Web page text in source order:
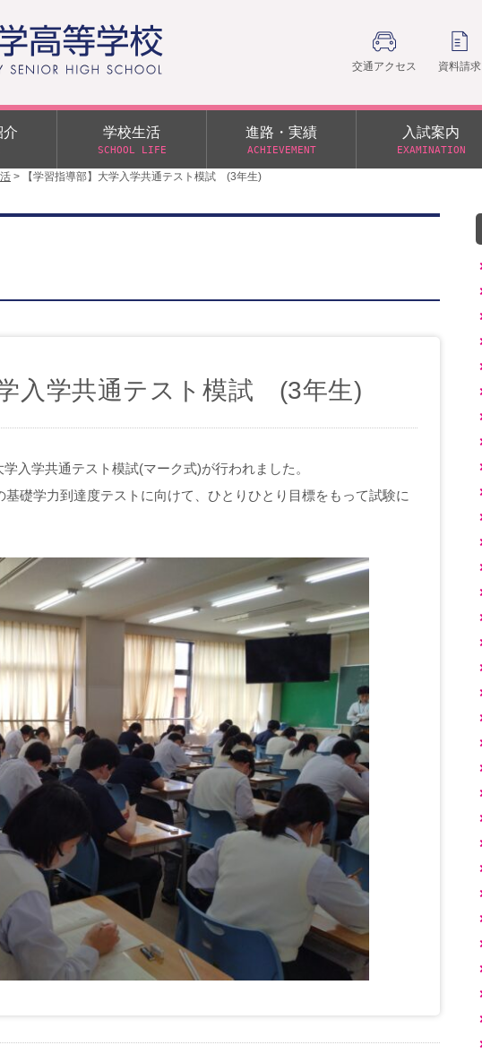
交通アクセス 資料請求
> 【学習指導部】大学入学共通テスト模試 (3年生)
介
特別進学クラス（Tクラス）
ス）
学校生活
SCHOOL LIFE
進路・実績
ACHIEVEMENT
入試案内
EXAMINATION
令和７年度 学力判定テスト
学入学共通テスト模試 (3年生)
入学共通テスト模試(マーク式)が行われました。
礎学力到達度テストに向けて、ひとりひとり目標をもって試験に